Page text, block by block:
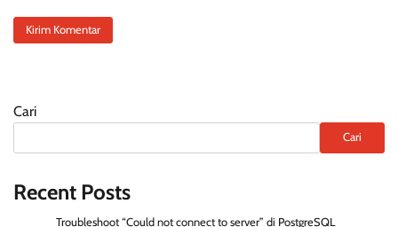
Cari
Cari
Recent Posts
Troubleshoot “Could not connect to server” di PostgreSQL